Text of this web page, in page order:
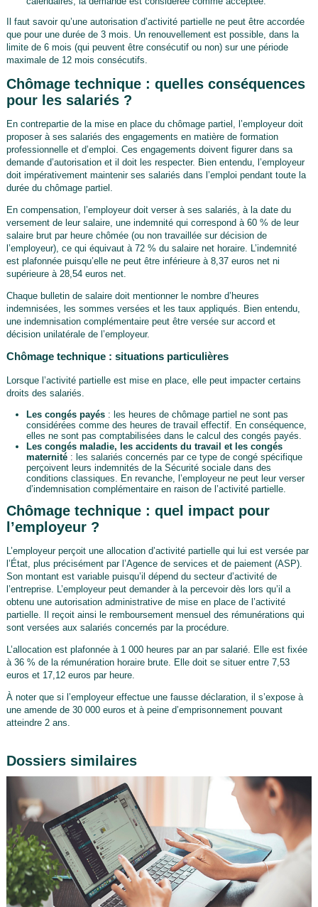
Il faut savoir qu’une autorisation d’activité partielle ne peut être accordée
que pour une durée de 3 mois. Un renouvellement est possible, dans la
limite de 6 mois (qui peuvent être consécutif ou non) sur une période
maximale de 12 mois consécutifs.
Chômage technique : quelles conséquences
pour les salariés ?
En contrepartie de la mise en place du chômage partiel, l’employeur doit
proposer à ses salariés des engagements en matière de formation
professionnelle et d’emploi. Ces engagements doivent figurer dans sa
demande d’autorisation et il doit les respecter. Bien entendu, l’employeur
doit impérativement maintenir ses salariés dans l’emploi pendant toute la
durée du chômage partiel.
En compensation, l’employeur doit verser à ses salariés, à la date du
versement de leur salaire, une indemnité qui correspond à 60 % de leur
salaire brut par heure chômée (ou non travaillée sur décision de
l’employeur), ce qui équivaut à 72 % du salaire net horaire. L’indemnité
est plafonnée puisqu’elle ne peut être inférieure à 8,37 euros net ni
supérieure à 28,54 euros net.
Chaque bulletin de salaire doit mentionner le nombre d’heures
indemnisées, les sommes versées et les taux appliqués. Bien entendu,
une indemnisation complémentaire peut être versée sur accord et
décision unilatérale de l’employeur.
Chômage technique : situations particulières
Lorsque l’activité partielle est mise en place, elle peut impacter certains
droits des salariés.
Les congés payés: les heures de chômage partiel ne sont pas
considérées comme des heures de travail effectif. En conséquence,
elles ne sont pas comptabilisées dans le calcul des congés payés.
Les congés maladie, les accidents du travail et les congés
maternité: les salariés concernés par ce type de congé spécifique
perçoivent leurs indemnités de la Sécurité sociale dans des
conditions classiques. En revanche, l’employeur ne peut leur verser
d’indemnisation complémentaire en raison de l’activité partielle.
Chômage technique : quel impact pour
l’employeur ?
L’employeur perçoit une allocation d’activité partielle qui lui est versée par
l’État, plus précisément par l’Agence de services et de paiement (ASP).
Son montant est variable puisqu’il dépend du secteur d’activité de
l’entreprise. L’employeur peut demander à la percevoir dès lors qu’il a
obtenu une autorisation administrative de mise en place de l’activité
partielle. Il reçoit ainsi le remboursement mensuel des rémunérations qui
sont versées aux salariés concernés par la procédure.
L’allocation est plafonnée à 1 000 heures par an par salarié. Elle est fixée
à 36 % de la rémunération horaire brute. Elle doit se situer entre 7,53
euros et 17,12 euros par heure.
À noter que si l’employeur effectue une fausse déclaration, il s’expose à
une amende de 30 000 euros et à peine d’emprisonnement pouvant
atteindre 2 ans.
Dossiers similaires